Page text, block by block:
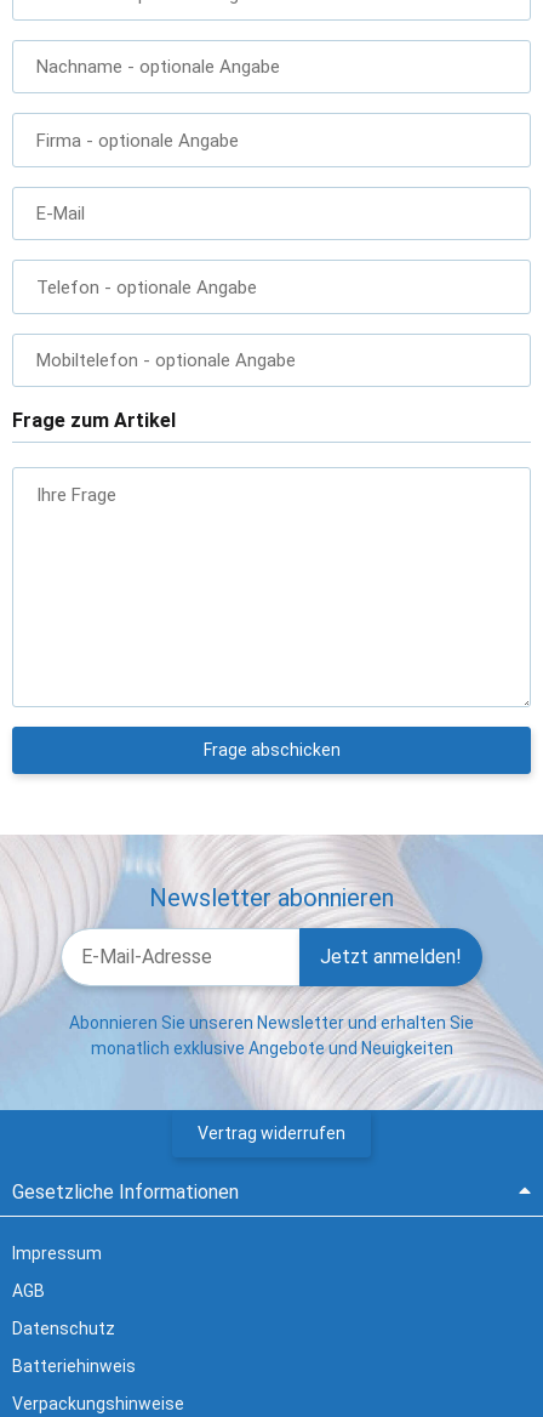
Nachname - optionale Angabe
Firma - optionale Angabe
E-Mail
Telefon - optionale Angabe
Mobiltelefon - optionale Angabe
Frage zum Artikel
Ihre Frage
Frage abschicken
Newsletter abonnieren
Jetzt anmelden!
Abonnieren Sie unseren Newsletter und erhalten Sie
monatlich exklusive Angebote und Neuigkeiten
Vertrag widerrufen
Gesetzliche Informationen
Impressum
AGB
Datenschutz
Batteriehinweis
Verpackungshinweise